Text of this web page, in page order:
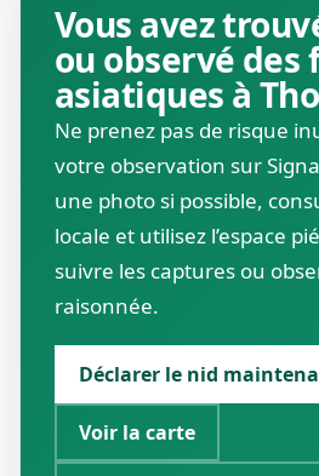
Vous avez
ou observé des
asiatiques à
Ne prenez pas de risque
votre observation sur
une photo si possible,
locale et utilisez l’espace
suivre les captures ou
raisonnée.
Déclarer le nid
Voir la carte